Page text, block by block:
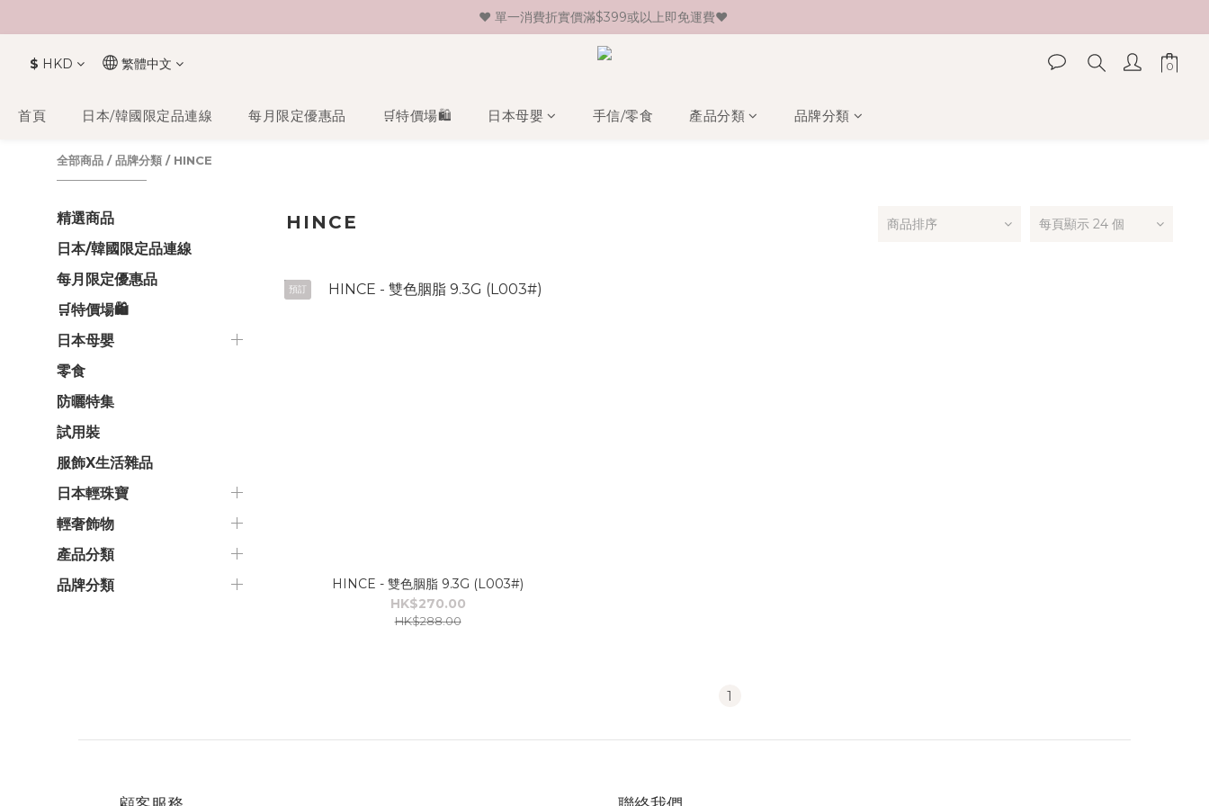
♥ 新會員登記即送HK$30 現金卷♥
♥ 單一消費折實價滿$399或以上即免運費♥
♥ 新會員登記即送HK$30 現金卷♥
$ HKD 繁體中文
首頁 日本/韓國限定品連線 每月限定優惠品 🛒特價場🛍️ 日本母嬰 手信/零食 產品分類 品牌分類
全部商品 /品牌分類 / HINCE
精選商品
日本/韓國限定品連線
每月限定優惠品
🛒特價場🛍️
日本母嬰
零食
防曬特集
試用裝
服飾X生活雜品
日本輕珠寶
輕奢飾物
產品分類
品牌分類
HINCE 商品排序 每頁顯示 24 個
預訂
HINCE - 雙色胭脂 9.3G (L003#)
HK$270.00
HK$288.00
1